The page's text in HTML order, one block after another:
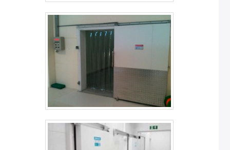
experiência na área de atuação; Atendimento
personalizado; Comprometimento com o resultado
final; Logística ampla para atendimento em todo o
território nacional; Equipamentos de última
geração. REFERÊNCIA DE QUALIDADE NO SEGMENTONa
Nova Instruments tem o que há de melhor no ramo de
freezer vertical para laboratório. São diversas opções
disponibilizadas, como freezer para vacinas e freezer
científico.É uma empresa altamente qualificada e
comprometida com seus serviços, padrões alcançados
por possuir escritório de alta qualidade onde são
realizadas as atividades e equipamentos de última
geração.Todos esses fatores, agregados a uma equipe
multidisciplinar de consultores associados e alta
qualidade, garantem uma entrega de excelência de